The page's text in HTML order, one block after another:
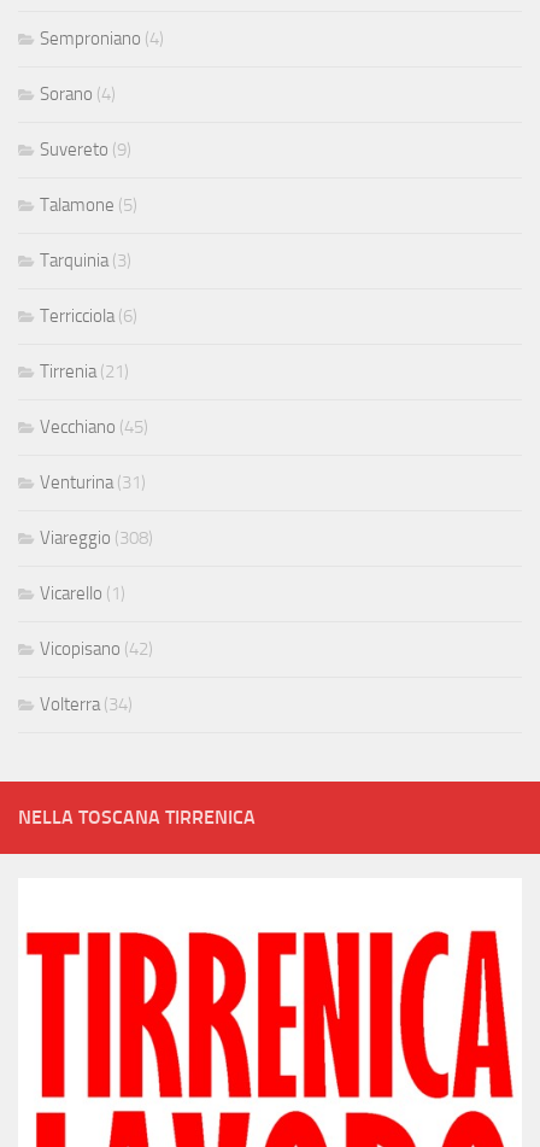
Semproniano (4)
Sorano (4)
Suvereto (9)
Talamone (5)
Tarquinia (3)
Terricciola (6)
Tirrenia (21)
Vecchiano (45)
Venturina (31)
Viareggio (308)
Vicarello (1)
Vicopisano (42)
Volterra (34)
NELLA TOSCANA TIRRENICA